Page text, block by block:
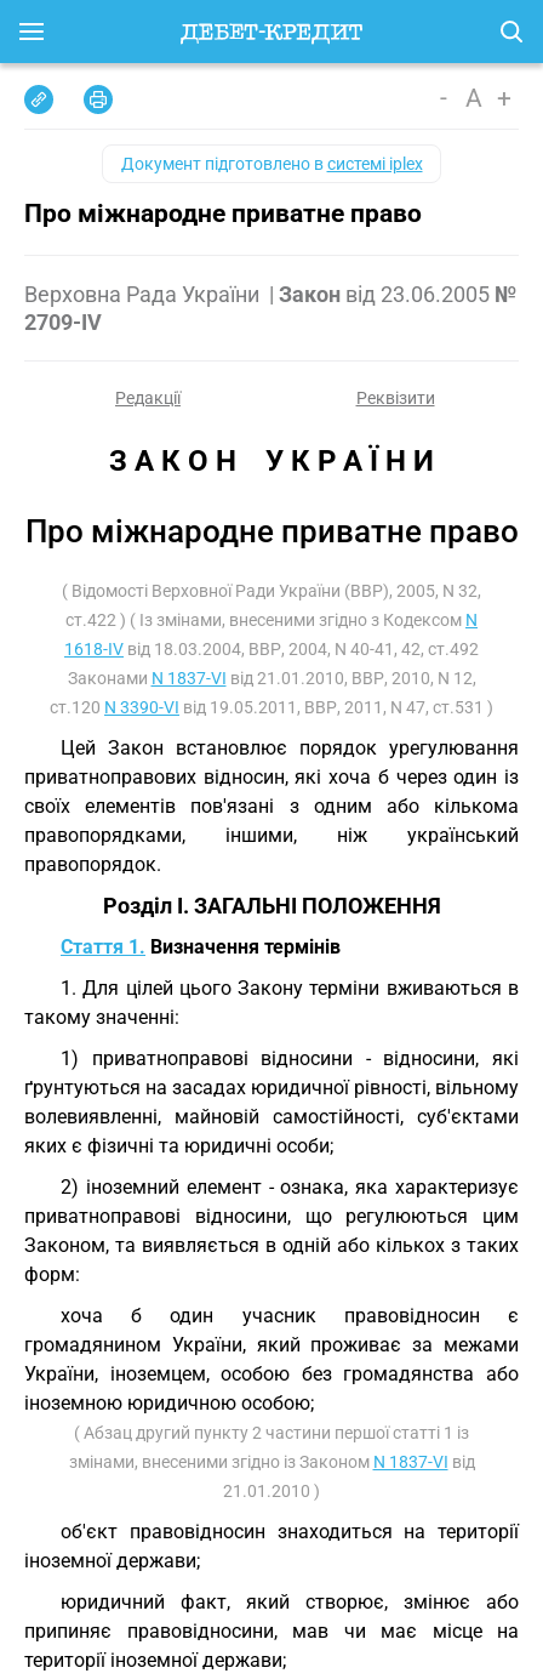
- A +
Документ підготовлено всистемі iplex
Про міжнародне приватне право
Верховна Рада України | Закон від 23.06.2005 №
2709-IV
Редакції Реквізити
З А К О Н    У К Р А Ї Н И
Про міжнародне приватне право
( Відомості Верховної Ради України (ВВР), 2005, N 32,
ст.422 ) ( Із змінами, внесеними згідно з Кодексом N
1618-IV від 18.03.2004, ВВР, 2004, N 40-41, 42, ст.492
Законами N 1837-VI від 21.01.2010, ВВР, 2010, N 12,
ст.120 N 3390-VI від 19.05.2011, ВВР, 2011, N 47, ст.531 )
Цей Закон встановлює порядок урегулювання
приватноправових відносин, які хоча б через один із
своїх елементів пов'язані з одним або кількома
правопорядками, іншими, ніж український
правопорядок.
Розділ I. ЗАГАЛЬНІ ПОЛОЖЕННЯ
Стаття 1. Визначення термінів
1. Для цілей цього Закону терміни вживаються в
такому значенні:
1) приватноправові відносини - відносини, які
ґрунтуються на засадах юридичної рівності, вільному
волевиявленні, майновій самостійності, суб'єктами
яких є фізичні та юридичні особи;
2) іноземний елемент - ознака, яка характеризує
приватноправові відносини, що регулюються цим
Законом, та виявляється в одній або кількох з таких
форм:
хоча б один учасник правовідносин є
громадянином України, який проживає за межами
України, іноземцем, особою без громадянства або
іноземною юридичною особою;
( Абзац другий пункту 2 частини першої статті 1 із
змінами, внесеними згідно із Законом N 1837-VI від
21.01.2010 )
об'єкт правовідносин знаходиться на території
іноземної держави;
юридичний факт, який створює, змінює або
припиняє правовідносини, мав чи має місце на
території іноземної держави;